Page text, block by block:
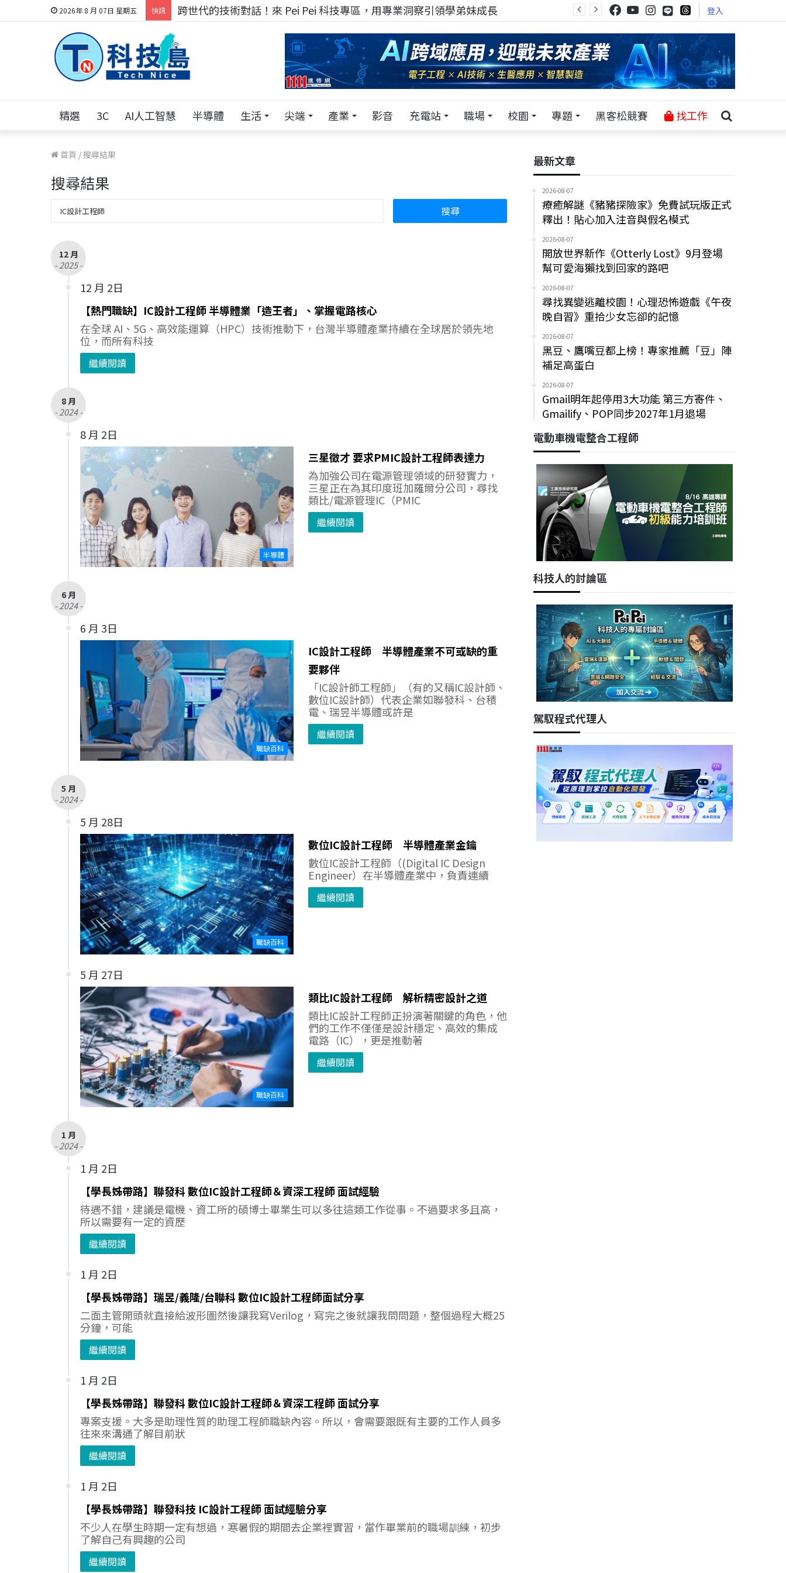
2026年 8 月 07日 星期五 快訊 科技人的經驗傳承地！在 Pei Pei 科技專區，與學弟妹交流最硬核的技術 登入
精選 3C AI人工智慧 半導體 生活 尖端 產業 影音 充電站 職場 校園 專題 黑客松競賽 找工作
首頁 /搜尋結果
搜尋結果
12 月
- 2025 -
12 月 2日
【熱門職缺】IC設計工程師 半導體業「造王者」、掌握電路核心
在全球 AI、5G、高效能運算（HPC）技術推動下，台灣半導體產業持續在全球居於領先地
位，而所有科技
繼續閱讀
8 月
- 2024 -
8 月 2日
半導體
三星徵才 要求PMIC設計工程師表達力
為加強公司在電源管理領域的研發實力，
三星正在為其印度班加羅爾分公司，尋找
類比/電源管理IC（PMIC
繼續閱讀
6 月
- 2024 -
6 月 3日
職缺百科
IC設計工程師 半導體產業不可或缺的重
要夥伴
「IC設計師工程師」（有的又稱IC設計師、
數位IC設計師）代表企業如聯發科、台積
電、瑞昱半導體或許是
繼續閱讀
5 月
- 2024 -
5 月 28日
職缺百科
數位IC設計工程師 半導體產業金鑰
數位IC設計工程師（(Digital IC Design
Engineer）在半導體產業中，負責連續
繼續閱讀
5 月 27日
職缺百科
類比IC設計工程師 解析精密設計之道
類比IC設計工程師正扮演著關鍵的角色，他
們的工作不僅僅是設計穩定、高效的集成
電路（IC），更是推動著
繼續閱讀
1 月
- 2024 -
1 月 2日
【學長姊帶路】聯發科 數位IC設計工程師＆資深工程師 面試經驗
待遇不錯，建議是電機、資工所的碩博士畢業生可以多往這類工作從事。不過要求多且高，
所以需要有一定的資歷
繼續閱讀
1 月 2日
【學長姊帶路】瑞昱/義隆/台聯科 數位IC設計工程師面試分享
二面主管開頭就直接給波形圖然後讓我寫Verilog，寫完之後就讓我問問題，整個過程大概25
分鐘，可能
繼續閱讀
1 月 2日
【學長姊帶路】聯發科 數位IC設計工程師＆資深工程師 面試分享
專案支援。大多是助理性質的助理工程師職缺內容。所以，會需要跟既有主要的工作人員多
往來來溝通了解目前狀
繼續閱讀
1 月 2日
【學長姊帶路】聯發科技 IC設計工程師 面試經驗分享
不少人在學生時期一定有想過，寒暑假的期間去企業裡實習，當作畢業前的職場訓練，初步
了解自己有興趣的公司
繼續閱讀
最新文章
2026-08-07
療癒解謎《豬豬探險家》免費試玩版正式
釋出！貼心加入注音與假名模式
2026-08-07
開放世界新作《Otterly Lost》9月登場
幫可愛海獺找到回家的路吧
2026-08-07
尋找異變逃離校園！心理恐怖遊戲《午夜
晚自習》重拾少女忘卻的記憶
2026-08-07
黑豆、鷹嘴豆都上榜！專家推薦「豆」陣
補足高蛋白
2026-08-07
Gmail明年起停用3大功能 第三方寄件、
Gmailify、POP同步2027年1月退場
電動車機電整合工程師
科技人的討論區
駕馭程式代理人